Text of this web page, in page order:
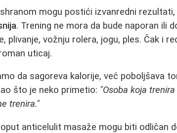
mogu postići izvanredni rezultati,
. Trening ne mora da bude naporan ili
plivanje, vožnju rolera, jogu, ples. Čak i
uticaj.
da sagoreva kalorije, već poboljšava
što je neko primetio: "Osoba koja
trenira."
anticelulit masaže mogu biti odličan